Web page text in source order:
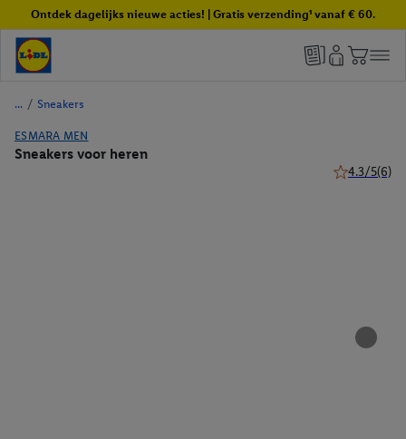
Ontdek dagelijks nieuwe acties! | Gratis verzending¹ vanaf € 60.
/ Sneakers
ESMARA MEN
Sneakers voor heren
4.3/5(6)